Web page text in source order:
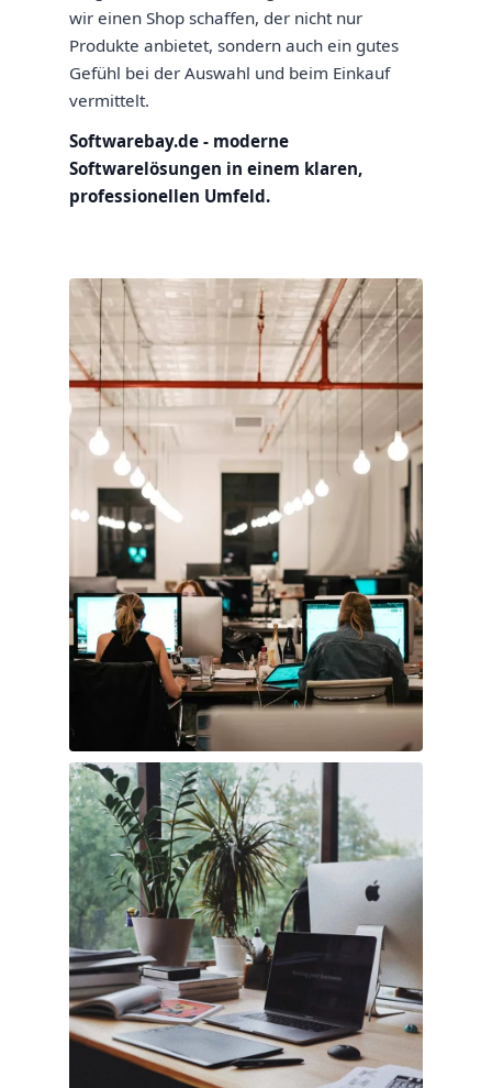
wir einen Shop schaffen, der nicht nur
Produkte anbietet, sondern auch ein gutes
Gefühl bei der Auswahl und beim Einkauf
vermittelt.
Softwarebay.de - moderne
Softwarelösungen in einem klaren,
professionellen Umfeld.